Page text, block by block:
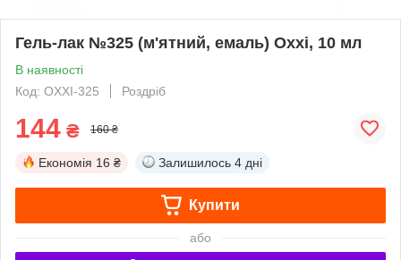
Гель-лак №325 (м'ятний, емаль) Oxxi, 10 мл
В наявності
Код: OXXI-325
Роздріб
144 ₴ 160 ₴
Економія 16 ₴ Залишилось 4 дні
Купити
або